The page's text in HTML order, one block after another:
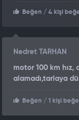
Beğen / 4 kişi
Nedret TARHAN
motor 100 km hız,
alamadı,tarlaya
Beğen / 1 kişi